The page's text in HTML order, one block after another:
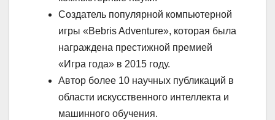
Создатель популярной компьютерной
игры «Bebris Adventure», которая была
награждена престижной премией
«Игра года» в 2015 году.
Автор более 10 научных публикаций в
области искусственного интеллекта и
машинного обучения.